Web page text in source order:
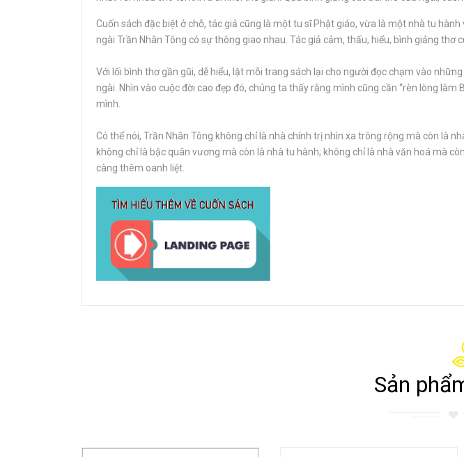
Cuốn sách đặc biệt ở chỗ, tác giả cũng là một tu sĩ Phật giáo, vừa là một nhà tu
ngài Trần Nhân Tông có sự thông giao nhau. Tác giả cảm, thấu, hiểu, bình giảng thơ
Với lối bình thơ gần gũi, dễ hiểu, lật mỗi trang sách lại cho người đọc chạm vào
ngài. Nhìn vào cuộc đời cao đẹp đó, chúng ta thấy rằng mình cũng cần “rèn lòng
mình.
Có thể nói, Trần Nhân Tông không chỉ là nhà chính trị nhìn xa trông rộng mà còn là
không chỉ là bậc quân vương mà còn là nhà tu hành; không chỉ là nhà văn hoá mà
càng thêm oanh liệt.
Sản